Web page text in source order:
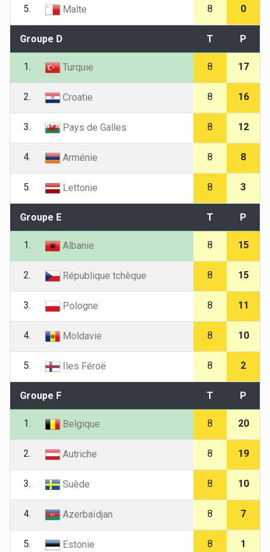
5. Malte 8 0
Groupe D T P
1. Turquie 8 17
2. Croatie 8 16
3. Pays de Galles 8 12
4. Arménie 8 8
5. Lettonie 8 3
Groupe E T P
1. Albanie 8 15
2. République tchèque 8 15
3. Pologne 8 11
4. Moldavie 8 10
5. Iles Féroë 8 2
Groupe F T P
1. Belgique 8 20
2. Autriche 8 19
3. Suède 8 10
4. Azerbaïdjan 8 7
5. Estonie 8 1